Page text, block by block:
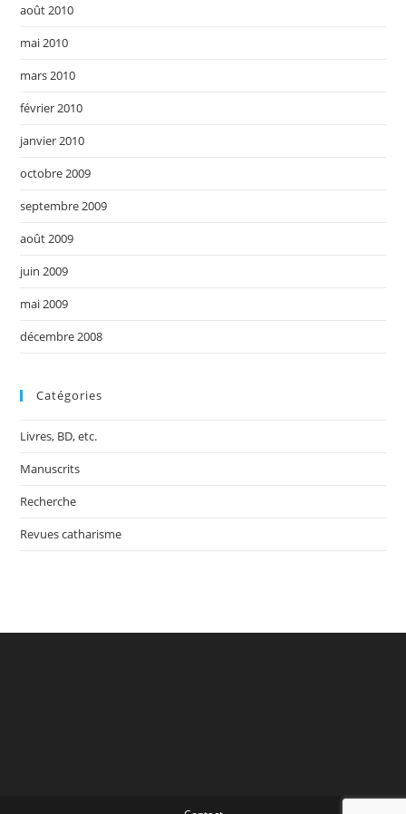
août 2010
mai 2010
mars 2010
février 2010
janvier 2010
octobre 2009
septembre 2009
août 2009
juin 2009
mai 2009
décembre 2008
Catégories
Livres, BD, etc.
Manuscrits
Recherche
Revues catharisme